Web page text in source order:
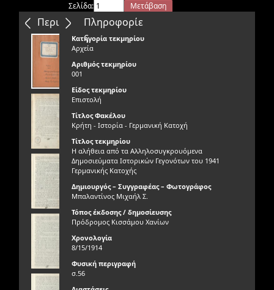
Περιεχόμενα
Σελίδα:
Μετάβαση
Επόμενο
Τελευταίο
Πληροφορίε
ς
Κατηγορία τεκμηρίου
Αρχεία
Αριθμός τεκμηρίου
001
Είδος τεκμηρίου
Επιστολή
Τίτλος Φακέλου
Κρήτη - Ιστορία - Γερμανική Κατοχή
Τίτλος τεκμηρίου
Η αλήθεια από τα Αλληλοσυγκρουόμενα
Δημοσιεύματα Ιστορικών Γεγονότων του 1941
Γερμανικής Κατοχής
Δημιουργός – Συγγραφέας – Φωτογράφος
Μπαλαντίνος Μιχαήλ Σ.
Τόπος έκδοσης / δημοσίευσης
Πρόδρομος Κισσάμου Χανίων
Χρονολογία
8/15/1914
Φυσική περιγραφή
σ.56